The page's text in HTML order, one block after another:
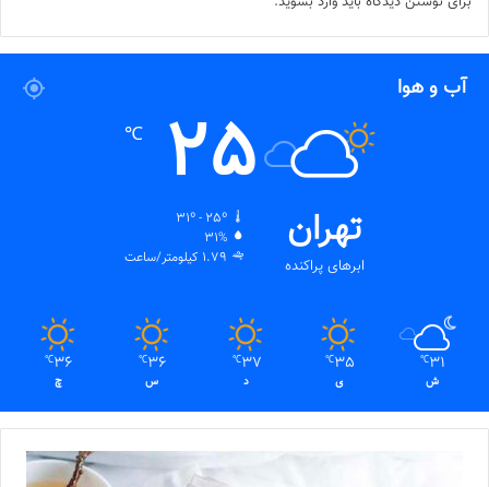
آب و هوا
تهران
ابرهای پراکنده
25
℃
31º - 25º
31%
1.79 کیلومتر/ساعت
31
℃
ش
35
℃
ی
37
℃
د
36
℃
س
36
℃
چ